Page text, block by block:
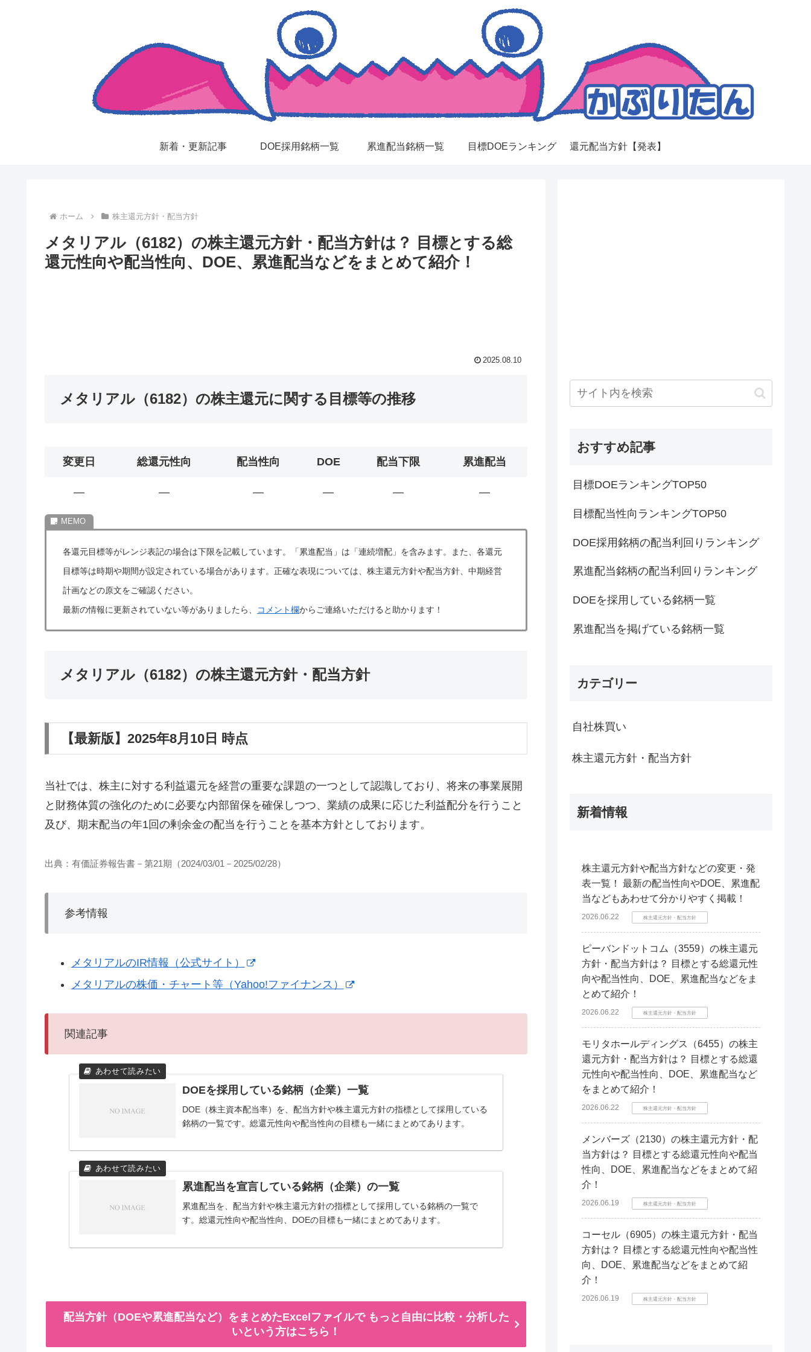
新着・更新記事 DOE採用銘柄一覧 累進配当銘柄一覧 目標DOEランキング 還元配当方針【発表】
ホーム 株主還元方針・配当方針
メタリアル（6182）の株主還元方針・配当方針は？ 目標とする総
還元性向や配当性向、DOE、累進配当などをまとめて紹介！
2025.08.10
メタリアル（6182）の株主還元に関する目標等の推移
変更日 総還元性向 配当性向 DOE 配当下限 累進配当
― ― ― ― ― ―
各還元目標等がレンジ表記の場合は下限を記載しています。「累進配当」は「連続増配」を含みます。また、各還元
目標等は時期や期間が設定されている場合があります。正確な表現については、株主還元方針や配当方針、中期経営
計画などの原文をご確認ください。
最新の情報に更新されていない等がありましたら、
コメント欄からご連絡いただけると助かります！
メタリアル（6182）の株主還元方針・配当方針
【最新版】2025年8月10日 時点
当社では、株主に対する利益還元を経営の重要な課題の一つとして認識しており、将来の事業展開
と財務体質の強化のために必要な内部留保を確保しつつ、業績の成果に応じた利益配分を行うこと
及び、期末配当の年1回の剰余金の配当を行うことを基本方針としております。
出典：有価証券報告書－第21期（2024/03/01－2025/02/28）
参考情報
メタリアルのIR情報（公式サイト）
メタリアルの株価・チャート等（Yahoo!ファイナンス）
関連記事
DOEを採用している銘柄（企業）一覧
DOE（株主資本配当率）を、配当方針や株主還元方針の指標として採用している
銘柄の一覧です。総還元性向や配当性向の目標も一緒にまとめてあります。
累進配当を宣言している銘柄（企業）の一覧
累進配当を、配当方針や株主還元方針の指標として採用している銘柄の一覧で
す。総還元性向や配当性向、DOEの目標も一緒にまとめてあります。
配当方針（DOEや累進配当など）をまとめたExcelファイルで もっと自由に比較・分析した
いという方はこちら！
おすすめ記事
目標DOEランキングTOP50
目標配当性向ランキングTOP50
DOE採用銘柄の配当利回りランキング
累進配当銘柄の配当利回りランキング
DOEを採用している銘柄一覧
累進配当を掲げている銘柄一覧
カテゴリー
自社株買い
株主還元方針・配当方針
新着情報
株主還元方針や配当方針などの変更・発
表一覧！ 最新の配当性向やDOE、累進配
当などもあわせて分かりやすく掲載！
2026.06.22 株主還元方針・配当方針
ピーバンドットコム（3559）の株主還元
方針・配当方針は？ 目標とする総還元性
向や配当性向、DOE、累進配当などをま
とめて紹介！
2026.06.22 株主還元方針・配当方針
モリタホールディングス（6455）の株主
還元方針・配当方針は？ 目標とする総還
元性向や配当性向、DOE、累進配当など
をまとめて紹介！
2026.06.22 株主還元方針・配当方針
メンバーズ（2130）の株主還元方針・配
当方針は？ 目標とする総還元性向や配当
性向、DOE、累進配当などをまとめて紹
介！
2026.06.19 株主還元方針・配当方針
コーセル（6905）の株主還元方針・配当
方針は？ 目標とする総還元性向や配当性
向、DOE、累進配当などをまとめて紹
介！
2026.06.19 株主還元方針・配当方針